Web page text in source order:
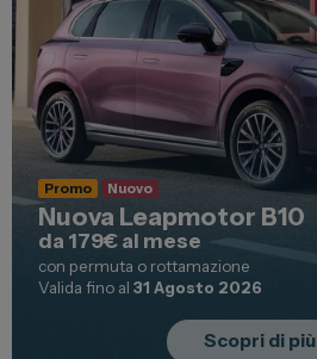
Promo Nuovo
Nuova Leapmotor B10
da 179€ al mese
con permuta o rottamazione
Valida fino al31 Agosto 2026
Scopri di più